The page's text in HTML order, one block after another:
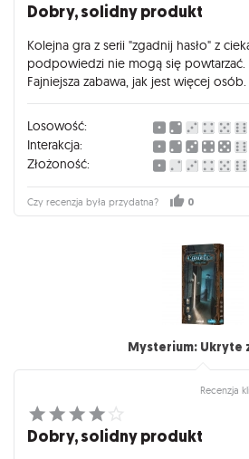
Dobry, solidny produkt
Kolejna gra z serii "zgadnij hasło" z
podpowiedzi nie mogą się powtarzać.
Fajniejsza zabawa, jak jest więcej osób.
Losowość:
Interakcja:
Złożoność:
Czy recenzja była przydatna? 0
Mysterium: Ukryte
Recenzja
Dobry, solidny produkt